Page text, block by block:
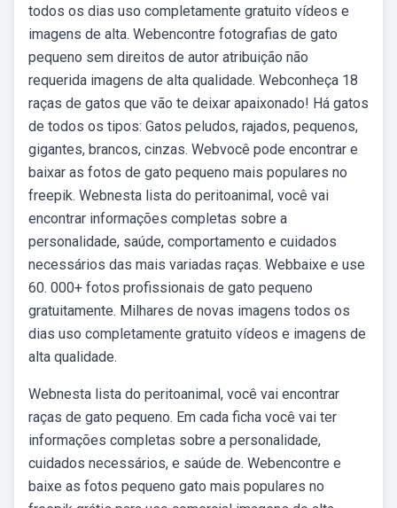
todos os dias uso completamente gratuito vídeos e
imagens de alta. Webencontre fotografias de gato
pequeno sem direitos de autor atribuição não
requerida imagens de alta qualidade. Webconheça 18
raças de gatos que vão te deixar apaixonado! Há gatos
de todos os tipos: Gatos peludos, rajados, pequenos,
gigantes, brancos, cinzas. Webvocê pode encontrar e
baixar as fotos de gato pequeno mais populares no
freepik. Webnesta lista do peritoanimal, você vai
encontrar informações completas sobre a
personalidade, saúde, comportamento e cuidados
necessários das mais variadas raças. Webbaixe e use
60. 000+ fotos profissionais de gato pequeno
gratuitamente. Milhares de novas imagens todos os
dias uso completamente gratuito vídeos e imagens de
alta qualidade.
Webnesta lista do peritoanimal, você vai encontrar
raças de gato pequeno. Em cada ficha você vai ter
informações completas sobre a personalidade,
cuidados necessários, e saúde de. Webencontre e
baixe as fotos pequeno gato mais populares no